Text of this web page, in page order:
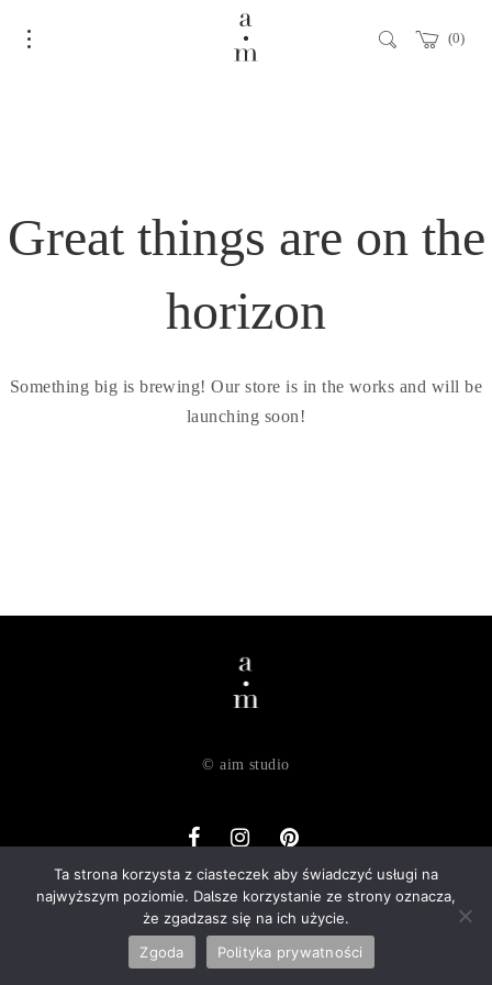
0
Great things are on the
horizon
Something big is brewing! Our store is in the works and will be
launching soon!
Ta strona korzysta z ciasteczek aby świadczyć usługi na
najwyższym poziomie. Dalsze korzystanie ze strony oznacza,
że zgadzasz się na ich użycie.
Zgoda
Polityka prywatności
© aim studio
o nas dostawa zwroty regulamin
polityka prywatności
kontakt